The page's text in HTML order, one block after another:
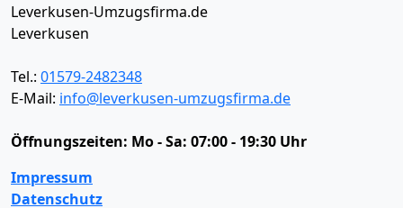
Leverkusen-Umzugsfirma.de
Leverkusen
Tel.: 01579-2482348
E-Mail: info@leverkusen-umzugsfirma.de
Öffnungszeiten: Mo - Sa: 07:00 - 19:30 Uhr
Impressum
Datenschutz